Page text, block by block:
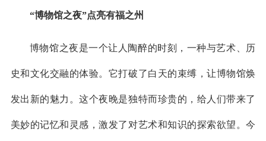
“博物馆之夜”点亮有福之州
博物馆之夜是一个让人陶醉的时刻，一种与艺术、历
史和文化交融的体验。它打破了白天的束缚，让博物馆焕
发出新的魅力。这个夜晚是独特而珍贵的，给人们带来了
美妙的记忆和灵感，激发了对艺术和知识的探索欲望。今